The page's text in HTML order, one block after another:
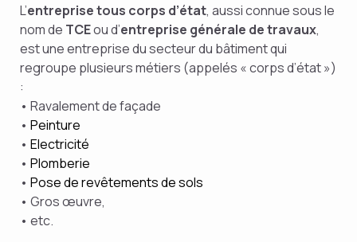
L’entreprise tous corps d’état, aussi connue sous le
nom de TCEou d’entreprise générale de travaux,
est une entreprise du secteur du bâtiment qui
regroupe plusieurs métiers (appelés « corps d’état »)
:
• Ravalement de façade
• Peinture
• Electricité
• Plomberie
• Pose de revêtements de sols
• Gros œuvre,
• etc.